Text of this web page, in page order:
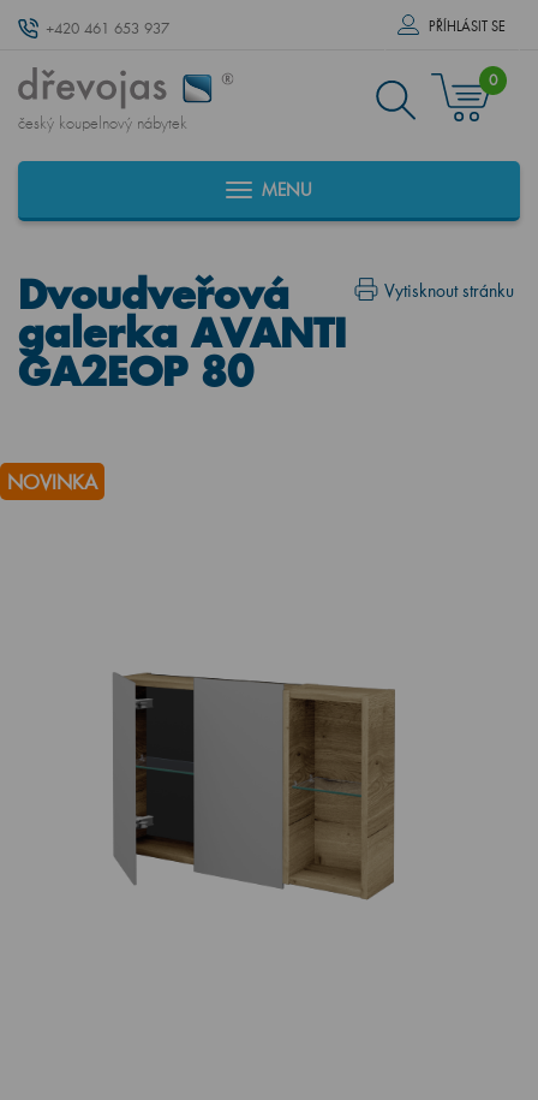
+420 461 653 937 PŘÍHLÁSIT SE
český koupelnový nábytek
0
MENU
Vytisknout stránku
Dvoudveřová
galerka AVANTI
GA2EOP 80
NOVINKA